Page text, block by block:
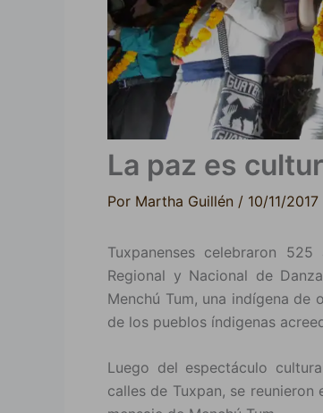
La paz es
Por Martha Guillén / 10/11/2017
Tuxpanenses celebraron
Regional y Nacional de
Menchú Tum, una indígena de
de los pueblos índigenas
Luego del espectáculo
calles de Tuxpan, se